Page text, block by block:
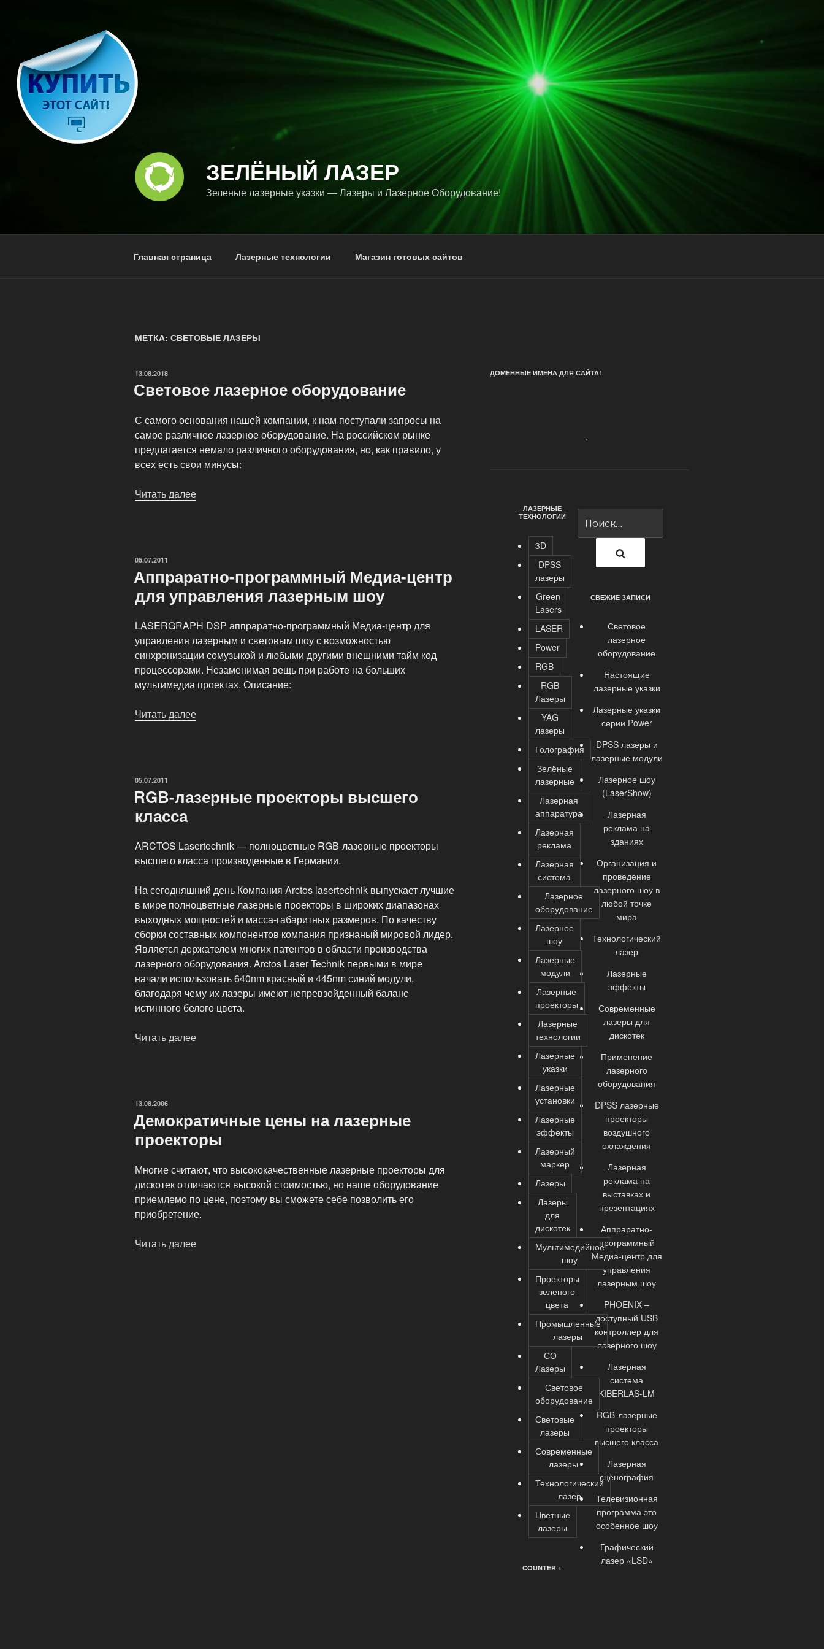
ЗЕЛЁНЫЙ ЛАЗЕР
Зеленые лазерные указки — Лазеры и Лазерное Оборудование!
Главная страница Лазерные технологии Магазин готовых сайтов
МЕТКА: СВЕТОВЫЕ ЛАЗЕРЫ
ОПУБЛИКОВАНО
13.08.2018
Световое лазерное оборудование
С самого основания нашей компании, к нам поступали запросы на
самое различное лазерное оборудование. На российском рынке
предлагается немало различного оборудования, но, как правило, у
всех есть свои минусы:
Читать далее
ОПУБЛИКОВАНО
05.07.2011
Аппраратно-программный Медиа-центр
для управления лазерным шоу
LASERGRAPH DSP аппраратно-программный Медиа-центр для
управления лазерным и световым шоу с возможностью
синхронизации сомузыкой и любыми другими внешними тайм код
процессорами. Незаменимая вещь при работе на больших
мультимедиа проектах. Описание:
Читать далее
лазерным
ОПУБЛИКОВАНО
05.07.2011
RGB-лазерные проекторы высшего
класса
ARCTOS Lasertechnik — полноцветные RGB-лазерные проекторы
высшего класса производенные в Германии.
На сегодняшний день Компания Arctos lasertechnik выпускает лучшие
в мире полноцветные лазерные проекторы в широких диапазонах
выходных мощностей и масса-габаритных размеров. По качеству
сборки составных компонентов компания признаный мировой лидер.
Является держателем многих патентов в области производства
лазерного оборудования. Arctos Laser Technik первыми в мире
начали использовать 640nm красный и 445nm синий модули,
благодаря чему их лазеры имеют непревзойденный баланс
истинного белого цвета.
Читать далее
ОПУБЛИКОВАНО
13.08.2006
Демократичные цены на лазерные
проекторы
Многие считают, что высококачественные лазерные проекторы для
дискотек отличаются высокой стоимостью, но наше оборудование
приемлемо по цене, поэтому вы сможете себе позволить его
приобретение.
Читать далее
ДОМЕННЫЕ ИМЕНА ДЛЯ САЙТА!
.
ЛАЗЕРНЫЕ
ТЕХНОЛОГИИ
3D
DPSS
лазеры
Green
Lasers
LASER
Power
RGB
RGB
Лазеры
YAG
лазеры
Голография
Зелёные
лазерные
Лазерная
аппаратура
Лазерная
реклама
Лазерная
система
Лазерное
оборудование
Лазерное
шоу
Лазерные
модули
Лазерные
проекторы
Лазерные
технологии
Лазерные
указки
Лазерные
установки
Лазерные
эффекты
Лазерный
маркер
Лазеры
Лазеры
для
дискотек
Мультимедийное
шоу
Проекторы
зеленого
цвета
Промышленные
лазеры
СО
Лазеры
Световое
оборудование
Световые
лазеры
Современные
лазеры
Технологический
лазер
Цветные
лазеры
COUNTER +
Искать:
СВЕЖИЕ ЗАПИСИ
Световое
лазерное
оборудование
Настоящие
лазерные указки
Лазерные указки
серии Power
DPSS лазеры и
лазерные модули
Лазерное шоу
(LaserShow)
Лазерная
реклама на
зданиях
Организация и
проведение
лазерного шоу в
любой точке
мира
Технологический
лазер
Лазерные
эффекты
Современные
лазеры для
дискотек
Применение
лазерного
оборудования
DPSS лазерные
проекторы
воздушного
охлаждения
Лазерная
реклама на
выставках и
презентациях
Аппраратно-
программный
Медиа-центр для
управления
лазерным шоу
PHOENIX –
доступный USB
контроллер для
лазерного шоу
Лазерная
система
KIBERLAS-LM
RGB-лазерные
проекторы
высшего класса
Лазерная
сценография
Телевизионная
программа это
особенное шоу
Графический
лазер «LSD»